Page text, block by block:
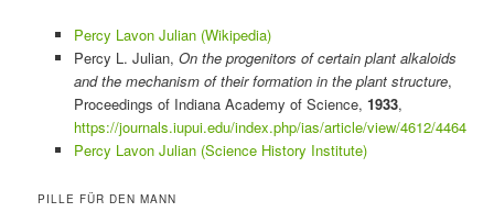
Percy Lavon Julian (Wikipedia)
Percy L. Julian, On the progenitors of certain plant alkaloids
and the mechanism of their formation in the plant structure,
Proceedings of Indiana Academy of Science, 1933,
https://journals.iupui.edu/index.php/ias/article/view/4612/4464
Percy Lavon Julian (Science History Institute)
PILLE FÜR DEN MANN